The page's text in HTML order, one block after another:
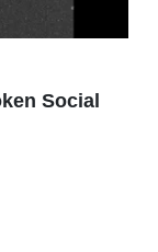
Social